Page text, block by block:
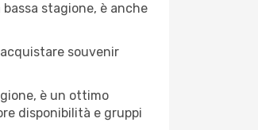
stagione, è anche
souvenir
è un ottimo
disponibilità e gruppi